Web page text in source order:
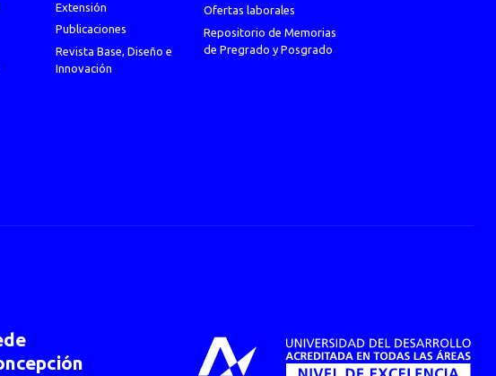
Extensión
Publicaciones
Revista Base, Diseño e
Innovación
Ofertas laborales
Repositorio de Memorias
de Pregrado y Posgrado